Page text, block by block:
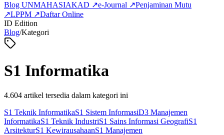
Blog UNMAHASIAKAD ↗e-Journal ↗Penjaminan Mutu
↗LPPM ↗Daftar Online
ID Edition
Blog/Kategori
S1 Informatika
4.604 artikel tersedia dalam kategori ini
S1 Teknik InformatikaS1 Sistem InformasiD3 Manajemen
InformatikaS1 Teknik IndustriS1 Sains Informasi GeografiS1
ArsitekturS1 KewirausahaanS1 Manajemen